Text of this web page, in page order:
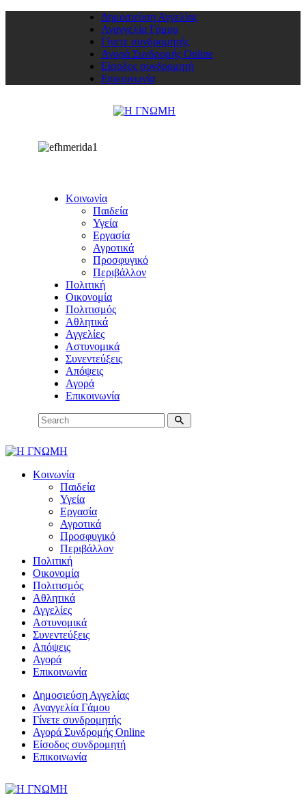
Δημοσιεύση Αγγελίας
Αναγγελία Γάμου
Γίνετε συνδρομητής
Αγορά Συνδρομής Online
Είσοδος συνδρομητή
Επικοινωνία
Κοινωνία
Παιδεία
Υγεία
Εργασία
Αγροτικά
Προσφυγικό
Περιβάλλον
Πολιτική
Οικονομία
Πολιτισμός
Αθλητικά
Αγγελίες
Αστυνομικά
Συνεντεύξεις
Απόψεις
Αγορά
Επικοινωνία
Κοινωνία
Παιδεία
Υγεία
Εργασία
Αγροτικά
Προσφυγικό
Περιβάλλον
Πολιτική
Οικονομία
Πολιτισμός
Αθλητικά
Αγγελίες
Αστυνομικά
Συνεντεύξεις
Απόψεις
Αγορά
Επικοινωνία
Δημοσιεύση Αγγελίας
Αναγγελία Γάμου
Γίνετε συνδρομητής
Αγορά Συνδρομής Online
Είσοδος συνδρομητή
Επικοινωνία